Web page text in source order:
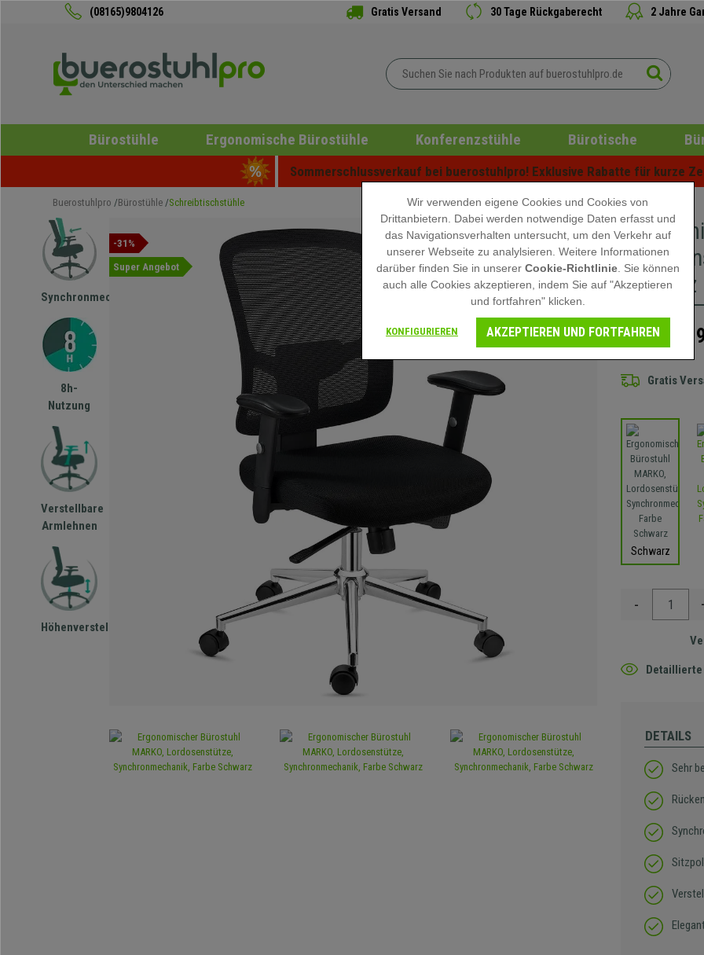
(08165)9804126 Gratis Versand 30 Tage Rückgaberecht 2 Jahre
Bürostühle Ergonomische Bürostühle Konferenzstühle Bürotische
Sommerschlussverkauf bei buerostuhlpro! Exklusive Rabatte für kurze
Buerostuhlpro Bürostühle Schreibtischstühle
Synchronmechanik
8h-
Nutzung
Verstellbare
Armlehnen
Höhenverstellbar
-31%
Super Angebot
Schwarz
319,90 €
Gratis
Schwarz
-
Detaillierte
DETAILS
Sehr
Wir verwenden eigene Cookies und Cookies von
Drittanbietern. Dabei werden notwendige Daten erfasst und
das Navigationsverhalten untersucht, um den Verkehr auf
unserer Webseite zu analylsieren. Weitere Informationen
darüber finden Sie in unserer Cookie-Richtlinie. Sie können
auch alle Cookies akzeptieren, indem Sie auf "Akzeptieren
und fortfahren" klicken.
KONFIGURIEREN AKZEPTIEREN UND FORTFAHREN